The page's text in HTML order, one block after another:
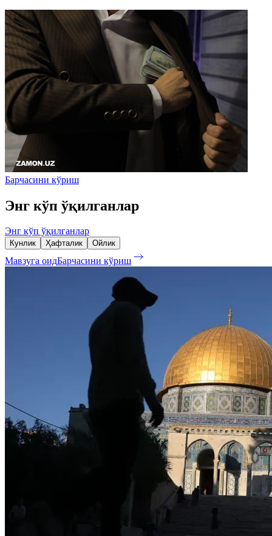
Барчасини кўриш
Энг кўп ўқилганлар
Энг кўп ўқилганлар
Кунлик Ҳафталик Ойлик
Мавзуга оидБарчасини кўриш